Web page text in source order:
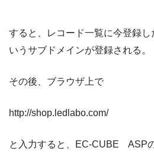
すると、レコード一覧に今登録し
いうサブドメインが登録される。
その後、ブラウザ上で
http://shop.ledlabo.com/
と入力すると、EC-CUBE ASP